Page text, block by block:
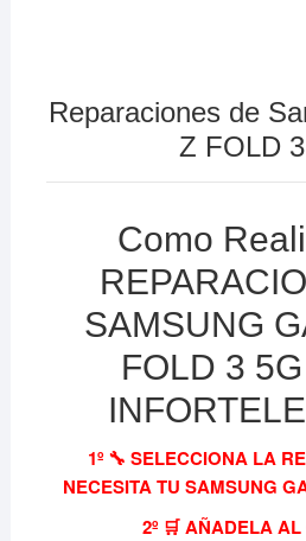
Reparaciones de
Z FOLD
Como
SAMSUNG
FOLD 3
1º 🔧 SELECCIONA LA
NECESITA TU SAMSUNG
2º 🛒 AÑADELA